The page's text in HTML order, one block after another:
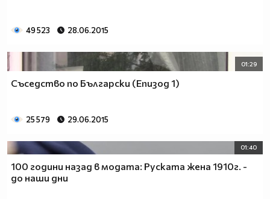
49 523 28.06.2015
01:29
Съседство по Български (Епизод 1)
25 579 29.06.2015
01:40
100 години назад в модата: Руската жена 1910г. -
до наши дни